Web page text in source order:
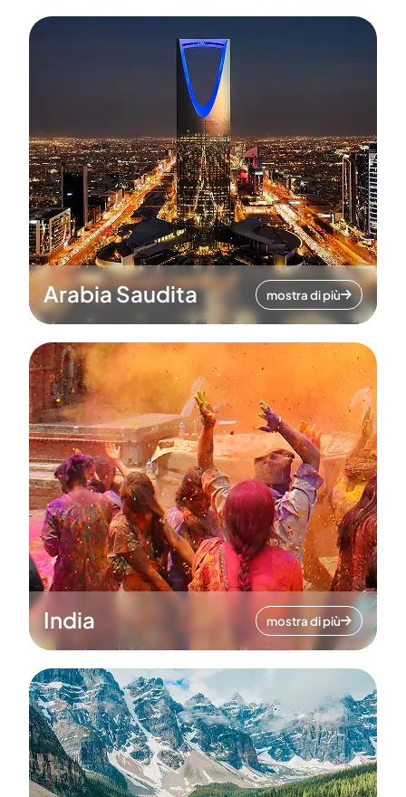
Arabia Saudita mostra di più
India mostra di più